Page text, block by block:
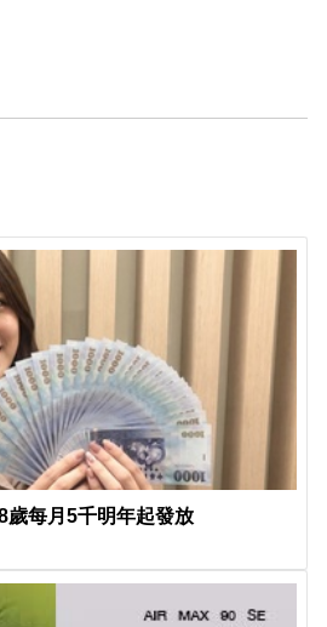
歲每月5千明年起發放